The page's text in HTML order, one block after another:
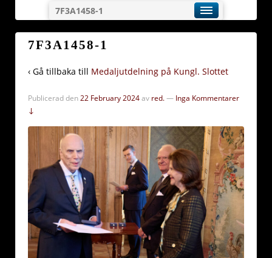
7F3A1458-1
7F3A1458-1
‹ Gå tillbaka till Medaljutdelning på Kungl. Slottet
Publicerad den22 February 2024av red.— Inga Kommentarer
↓